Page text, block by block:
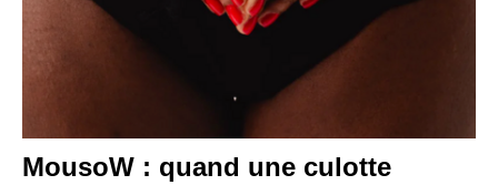
MousoW : quand une culotte